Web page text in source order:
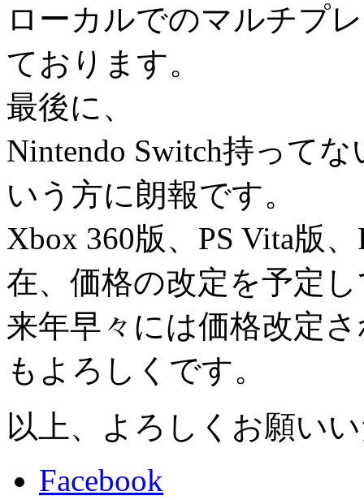
ローカルでのマルチプ
ております。
最後に、
Nintendo Switch持って
いう方に朗報です。
Xbox 360版、PS Vita版
在、価格の改定を予定
来年早々には価格改定
もよろしくです。
以上、よろしくお願い
Facebook